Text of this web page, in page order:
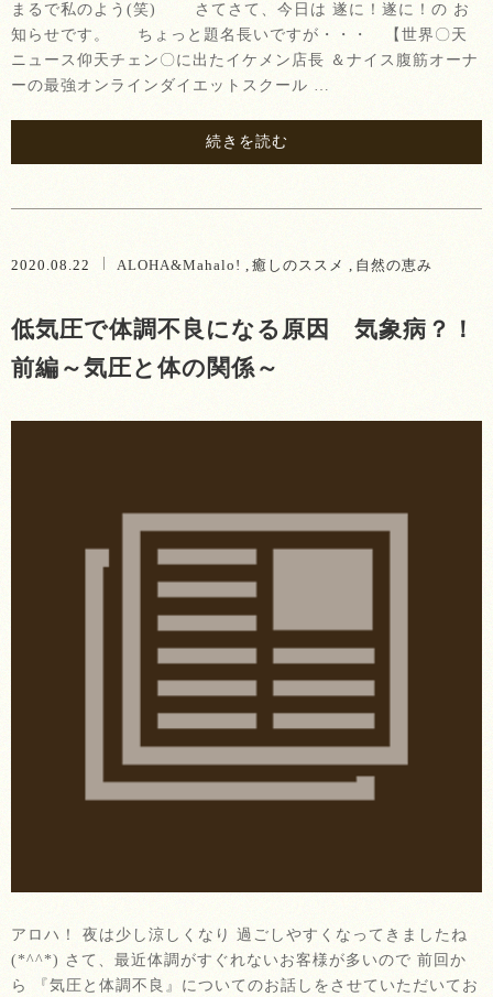
まるで私のよう(笑) さてさて、今日は 遂に！遂に！の お
知らせです。 ちょっと題名長いですが・・・ 【世界〇天
ニュース仰天チェン〇に出たイケメン店長 ＆ナイス腹筋オーナ
ーの最強オンラインダイエットスクール …
続きを読む
2020.08.22 ALOHA&Mahalo! 癒しのススメ 自然の恵み
低気圧で体調不良になる原因 気象病？！
前編～気圧と体の関係～
アロハ！ 夜は少し涼しくなり 過ごしやすくなってきましたね
(*^^*) さて、最近体調がすぐれないお客様が多いので 前回か
ら 『気圧と体調不良』についてのお話しをさせていただいてお